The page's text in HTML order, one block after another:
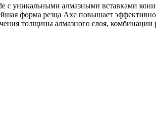
с уникальными алмазными вставками
форма резца Axe повышает
толщины алмазного слоя,